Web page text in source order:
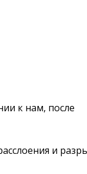
к нам, после
и